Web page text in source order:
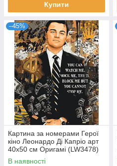
Купити
–45%
Картина за номерами Герої
кіно Леонардо Ді Капріо арт
40x50 см Оригамі (LW3478)
В наявності